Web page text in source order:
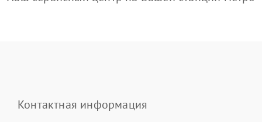
Контактная информация